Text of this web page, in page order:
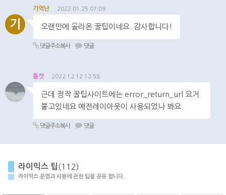
기
기억난 2022.01.25 07:09
오랜만에 올라온 꿀팁이네요. 감사합니다!
댓글주소복사 댓글
톰캣 2022.12.12 12:58
근데 정작 꿀팁사이트에는 error_return_url 요거
붙고있네요 예전레이아웃이 사용되었나 봐요.
댓글주소복사 댓글
라이믹스 팁 (112)
라이믹스 운영과 사용에 관한 팁을 공유 합니다.